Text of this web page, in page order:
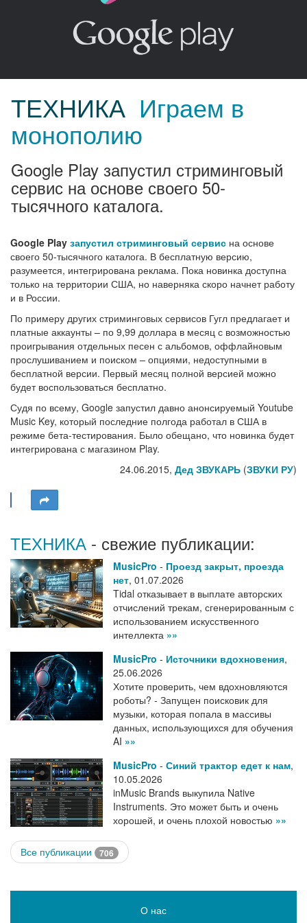
ТЕХНИКА Играем в
монополию
Google Play запустил стриминговый
сервис на основе своего 50-
тысячного каталога.
Google Play запустил стриминговый сервис на основе
своего 50-тысячного каталога. В бесплатную версию,
разумеется, интегрирована реклама. Пока новинка доступна
только на территории США, но наверняка скоро начнет работу
и в России.
По примеру других стриминговых сервисов Гугл предлагает и
платные аккаунты – по 9,99 доллара в месяц с возможностью
проигрывания отдельных песен с альбомов, оффлайновым
прослушиванием и поиском – опциями, недоступными в
бесплатной версии. Первый месяц полной версией можно
будет воспользоваться бесплатно.
Судя по всему, Google запустил давно анонсируемый Youtube
Music Key, который последние полгода работал в США в
режиме бета-тестирования. Было обещано, что новинка будет
интегрирована с магазином Play.
24.06.2015, Дед ЗВУКАРЬ (ЗВУКИ РУ)
ТЕХНИКА - свежие публикации:
MusicPro - Проезд закрыт, проезда
нет, 01.07.2026
Tidal отказывает в выплате авторских
отчислений трекам, сгенерированным с
использованием искусственного
интеллекта »»
MusicPro - Источники вдохновения,
25.06.2026
Хотите проверить, чем вдохновляются
роботы? - Запущен поисковик для
музыки, которая попала в массивы
данных, использующихся для обучения
AI »»
MusicPro - Синий трактор едет к нам,
10.05.2026
inMusic Brands выкупила Native
Instruments. Это может быть и очень
хорошей, и очень плохой новостью »»
Все публикации 706
О нас